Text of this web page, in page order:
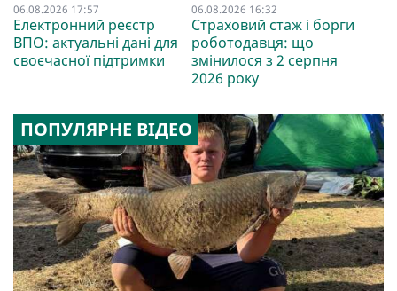
06.08.2026 17:57
Електронний реєстр
ВПО: актуальні дані для
своєчасної підтримки
06.08.2026 16:32
Страховий стаж і борги
роботодавця: що
змінилося з 2 серпня
2026 року
ПОПУЛЯРНЕ ВІДЕО